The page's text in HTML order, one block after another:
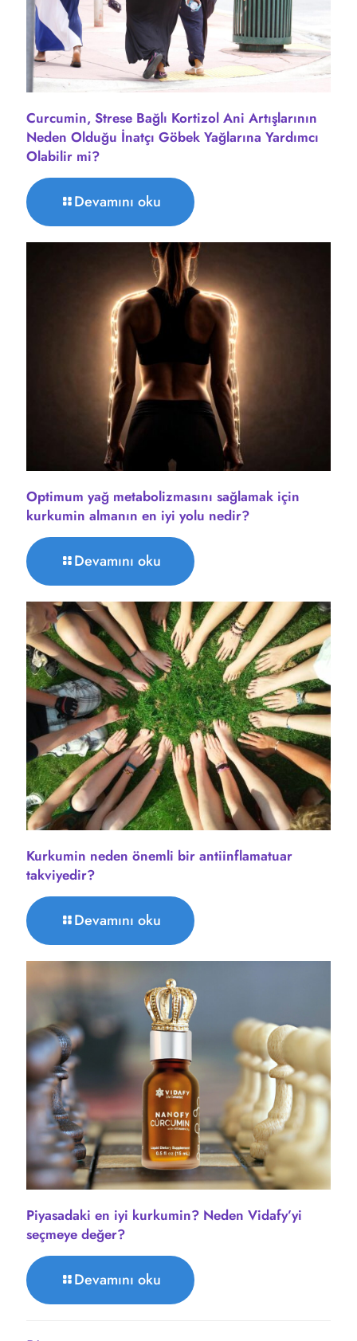
Curcumin, Strese Bağlı Kortizol Ani Artışlarının
Neden Olduğu İnatçı Göbek Yağlarına Yardımcı
Olabilir mi?
Devamını oku
Optimum yağ metabolizmasını sağlamak için
kurkumin almanın en iyi yolu nedir?
Devamını oku
Kurkumin neden önemli bir antiinflamatuar
takviyedir?
Devamını oku
Piyasadaki en iyi kurkumin? Neden Vidafy’yi
seçmeye değer?
Devamını oku